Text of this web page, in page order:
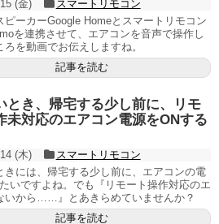
(金)
スマートリモコン
ピーカーGoogle Homeとスマートリモコン
を連携させて、エアコンを音声で操作し
ろを動画でお伝えしますね。
記事を読む
とき、帰宅する少し前に、リモ
未対応のエアコン電源をONする
(木)
スマートリモコン
きには、帰宅する少し前に、エアコンの電
いですよね。でも『リモート操作対応のエ
いから……』とあきらめていませんか？
記事を読む